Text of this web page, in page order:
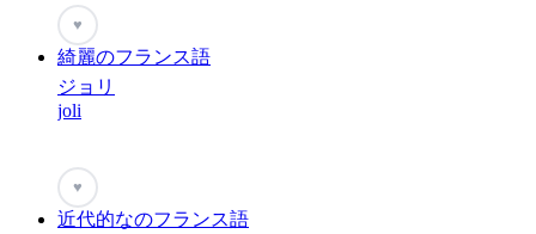
♥
綺麗のフランス語
ジョリ
joli
♥
近代的なのフランス語